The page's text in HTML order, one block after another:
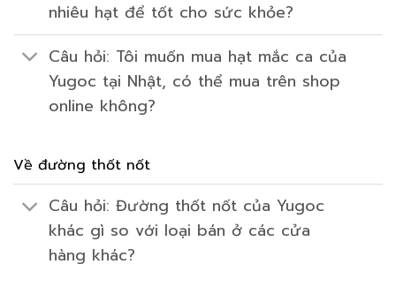
nhiêu hạt để tốt cho sức khỏe?
Câu hỏi: Tôi muốn mua hạt mắc ca của
Yugoc tại Nhật, có thể mua trên shop
online không?
Về đường thốt nốt
Câu hỏi: Đường thốt nốt của Yugoc
khác gì so với loại bán ở các cửa
hàng khác?